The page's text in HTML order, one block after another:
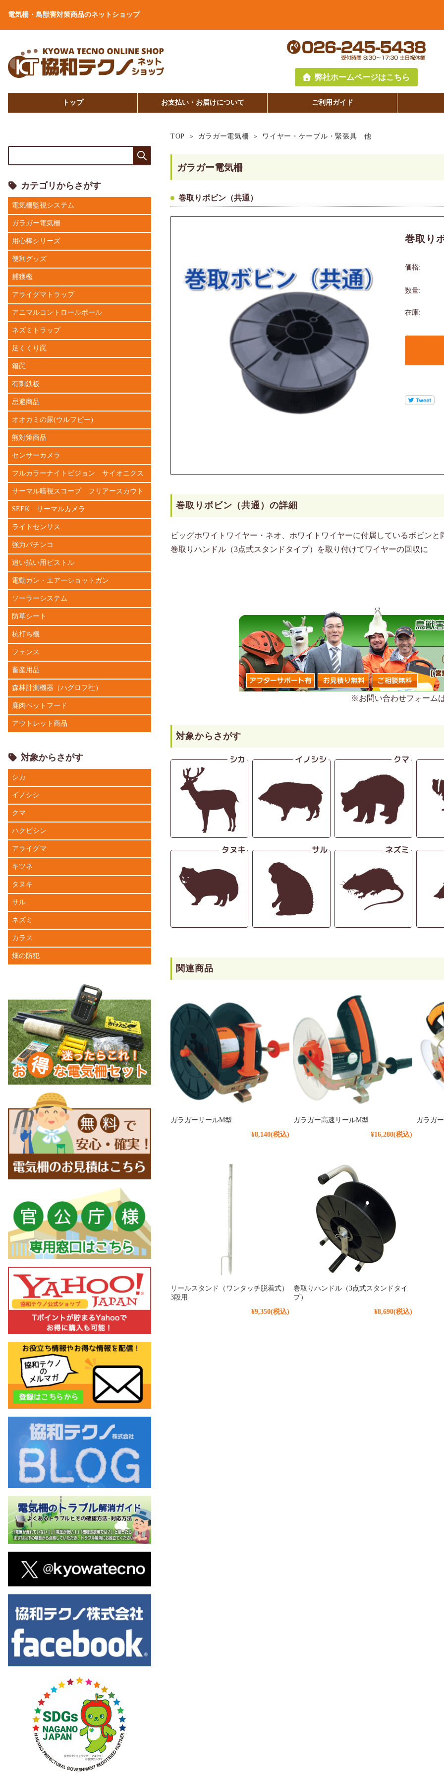
電気柵・鳥獣害対策商品のネットショップ
弊社ホームページはこちら
トップ お支払い・お届けについて ご利用ガイド
TOP ガラガー電気柵 ワイヤー・ケーブル・緊張具 他
ガラガー電気柵
巻取りボビン（共通）
巻取り
価格:
数量:
在庫:
巻取りボビン（共通）の詳細
ビッグホワイトワイヤー・ネオ、ホワイトワイヤーに付属しているボビンと
巻取りハンドル（3点式スタンドタイプ）を取り付けてワイヤーの回収に
※お問い合わせフォーム
対象からさがす
関連商品
ガラガーリールM型
¥8,140(税込)
ガラガー高速リールM型
¥16,280(税込)
ガラガ
リールスタンド（ワンタッチ脱着式）
3段用
¥9,350(税込)
巻取りハンドル（3点式スタンドタイ
プ）
¥8,690(税込)
カテゴリからさがす
電気柵監視システム
ガラガー電気柵
用心棒シリーズ
便利グッズ
捕獲檻
アライグマトラップ
アニマルコントロールポール
ネズミトラップ
足くくり罠
箱罠
有刺鉄板
忌避商品
オオカミの尿(ウルフピー)
熊対策商品
センサーカメラ
フルカラーナイトビジョン サイオニクス
サーマル暗視スコープ フリアースカウト
SEEK サーマルカメラ
ライトセンサス
強力パチンコ
追い払い用ピストル
電動ガン・エアーショットガン
ソーラーシステム
防草シート
杭打ち機
フェンス
畜産用品
森林計測機器（ハグロフ社）
鹿肉ペットフード
アウトレット商品
対象からさがす
シカ
イノシシ
クマ
ハクビシン
アライグマ
キツネ
タヌキ
サル
ネズミ
カラス
畑の防犯